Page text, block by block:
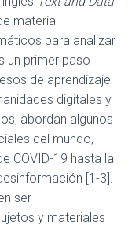
material
para analizar
un primer paso
de aprendizaje
digitales y
abordan algunos
del mundo,
COVID-19 hasta la
[1-3].
ser
y materiales